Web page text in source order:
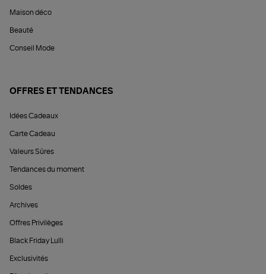
Maison déco
Beauté
Conseil Mode
OFFRES ET TENDANCES
Idées Cadeaux
Carte Cadeau
Valeurs Sûres
Tendances du moment
Soldes
Archives
Offres Privilèges
Black Friday Lulli
Exclusivités